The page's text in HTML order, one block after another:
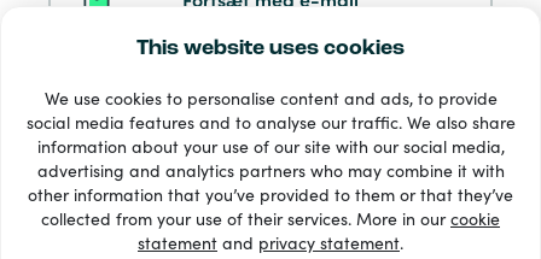
This website uses cookies
We use cookies to personalise content and ads, to provide
social media features and to analyse our traffic. We also share
information about your use of our site with our social media,
advertising and analytics partners who may combine it with
other information that you’ve provided to them or that they’ve
collected from your use of their services. More in ourcookie
statement and privacy statement.
Fortsæt med Facebook
Fortsæt med Apple
33 + betalingsmetoder
Se alle